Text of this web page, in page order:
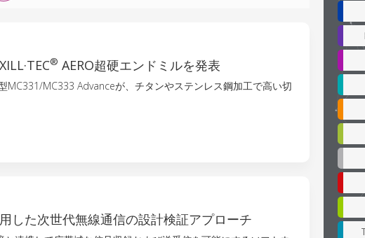
® AERO超硬エンドミルを発表
MC331/MC333 Advanceが、チタンやステンレス鋼加工で高い切
した次世代無線通信の設計検証アプローチ